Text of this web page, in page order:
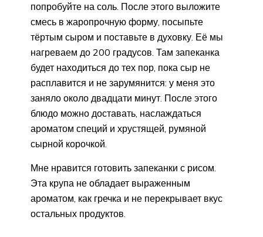
попробуйте на соль. После этого выложите
смесь в жаропрочную форму, посыпьте
тёртым сыром и поставьте в духовку. Её мы
нагреваем до 200 градусов. Там запеканка
будет находиться до тех пор, пока сыр не
расплавится и не зарумянится: у меня это
заняло около двадцати минут. После этого
блюдо можно доставать, наслаждаться
ароматом специй и хрустящей, румяной
сырной корочкой.
Мне нравится готовить запеканки с рисом.
Эта крупа не обладает выраженным
ароматом, как гречка и не перекрывает вкус
остальных продуктов.